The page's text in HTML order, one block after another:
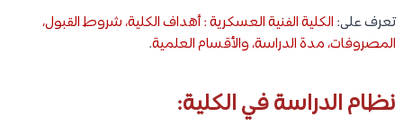
تعرف على: الكلية الفنية العسكرية : أهداف الكلية، شروط القبول،
المصروفات، مدة الدراسة، والأقسام العلمية.
نظام الدراسة في الكلية: